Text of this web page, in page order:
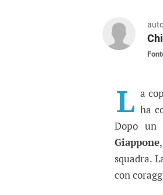
L a
ha
Dopo un
Giappone
squadra.
con